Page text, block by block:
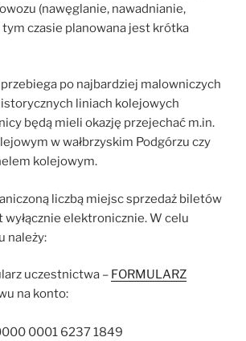
(nawęglanie, nawadnianie,
tym czasie planowana jest krótka
po najbardziej malowniczych
liniach kolejowych
będą mieli okazję przejechać m.in.
w wałbrzyskim Podgórzu czy
kolejowym.
liczbą miejsc sprzedaż biletów
wyłącznie elektronicznie. W celu
należy:
uczestnictwa – FORMULARZ
na konto:
0001 6237 1849